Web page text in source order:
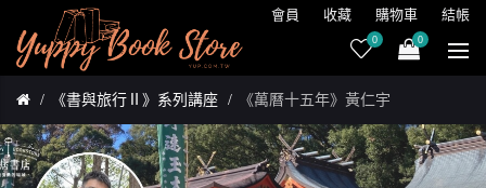
會員 收藏 購物車 結帳
0 0
《書與旅行Ⅱ》系列講座 《萬曆十五年》黃仁宇